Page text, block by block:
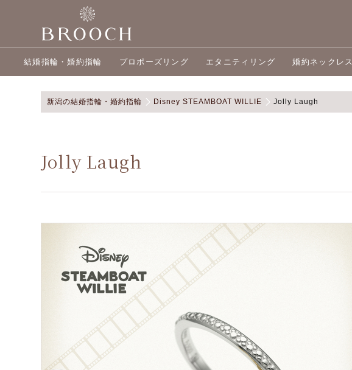
結婚指輪・婚約指輪 プロポーズリング エタニティリング 婚約ネックレス
新潟の結婚指輪・婚約指輪 Disney STEAMBOAT WILLIE Jolly Laugh
Jolly Laugh